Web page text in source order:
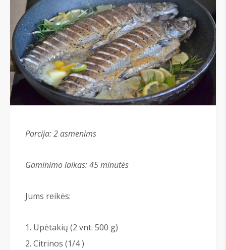
Porcija: 2asmenims
Gaminimo laikas: 45 minutės
Jums reikės:
Upėtakių (2 vnt. 500 g)
Citrinos (1/4 )